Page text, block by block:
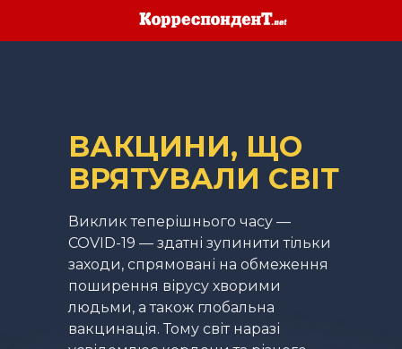
Виклик теперішнього часу —
COVID-19 — здатні зупинити тільки
заходи, спрямовані на обмеження
поширення вірусу хворими
людьми, а також глобальна
вакцинація. Тому світ наразі
ВАКЦИНИ, ЩО
ВРЯТУВАЛИ СВІТ